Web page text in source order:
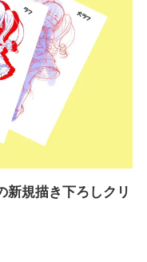
新規描き下ろしクリ